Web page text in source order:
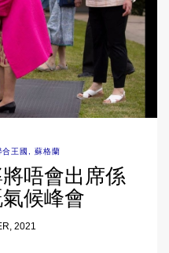
合王國 蘇格蘭
將唔會出席係
候峰會
2021